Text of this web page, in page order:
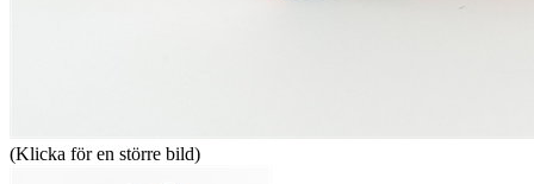
(Klicka för en större bild)